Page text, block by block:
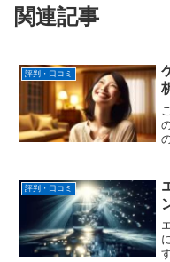
関連記事
評判・口コミ
評判・口コミ